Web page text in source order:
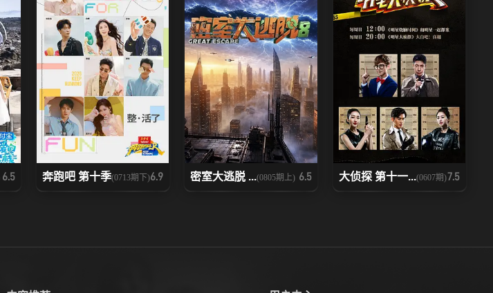
6.5 奔跑吧 第十季(0713期下)6.9 密室大逃脱 ...(0805期上) 6.5 大侦探 第十一...(0607期)7.5